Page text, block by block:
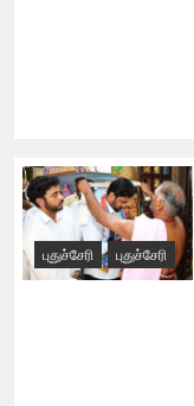
புதுச்சேரி புதுச்சேரி